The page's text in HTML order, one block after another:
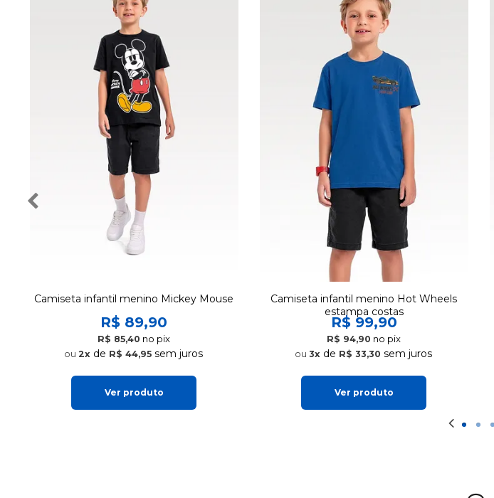
Camiseta infantil menino Mickey Mouse
R$ 89,90
R$ 85,40 no pix
2x de R$ 44,95 sem juros
Ver produto
Camiseta infantil menino Hot Wheels
estampa costas
R$ 99,90
R$ 94,90 no pix
3x de R$ 33,30 sem juros
Ver produto